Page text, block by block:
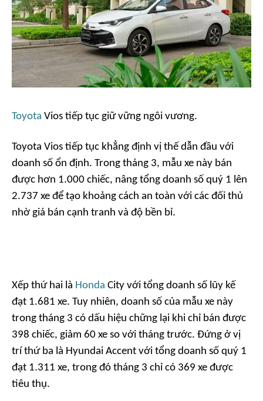
Toyota Vios tiếp tục giữ vững ngôi vương.
Toyota Vios tiếp tục khẳng định vị thế dẫn đầu với
doanh số ổn định. Trong tháng 3, mẫu xe này bán
được hơn 1.000 chiếc, nâng tổng doanh số quý 1 lên
2.737 xe để tạo khoảng cách an toàn với các đối thủ
nhờ giá bán cạnh tranh và độ bền bỉ.
Xếp thứ hai là Honda City với tổng doanh số lũy kế
đạt 1.681 xe. Tuy nhiên, doanh số của mẫu xe này
trong tháng 3 có dấu hiệu chững lại khi chỉ bán được
398 chiếc, giảm 60 xe so với tháng trước. Đứng ở vị
trí thứ ba là Hyundai Accent với tổng doanh số quý 1
đạt 1.311 xe, trong đó tháng 3 chỉ có 369 xe được
tiêu thụ.